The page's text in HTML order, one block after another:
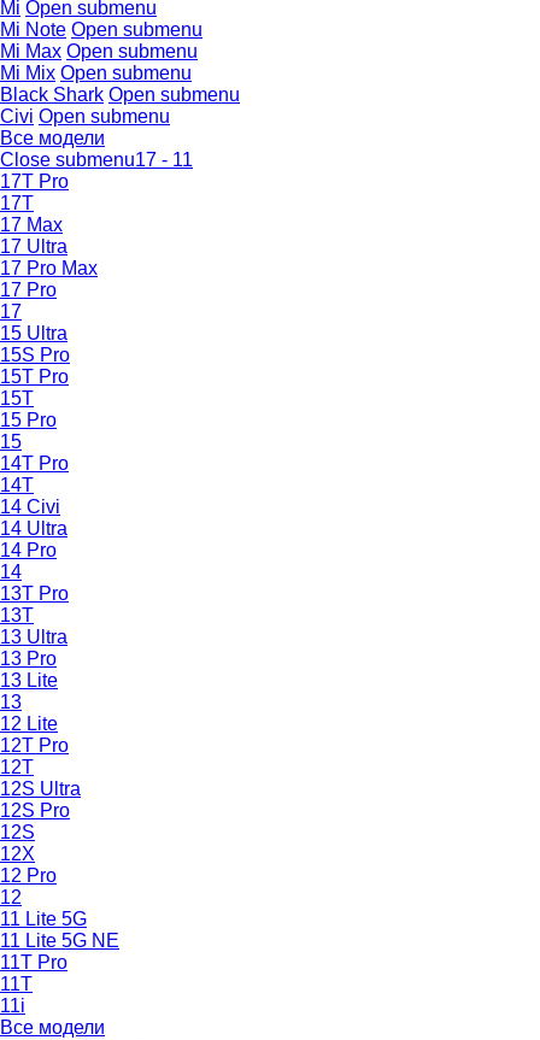
Mi Open submenu
Mi Note Open submenu
Mi Max Open submenu
Mi Mix Open submenu
Black Shark Open submenu
Civi Open submenu
Все модели
Close submenu17 - 11
17T Pro
17T
17 Max
17 Ultra
17 Pro Max
17 Pro
17
15 Ultra
15S Pro
15T Pro
15T
15 Pro
15
14T Pro
14T
14 Civi
14 Ultra
14 Pro
14
13T Pro
13T
13 Ultra
13 Pro
13 Lite
13
12 Lite
12T Pro
12T
12S Ultra
12S Pro
12S
12X
12 Pro
12
11 Lite 5G
11 Lite 5G NE
11T Pro
11T
11i
Все модели